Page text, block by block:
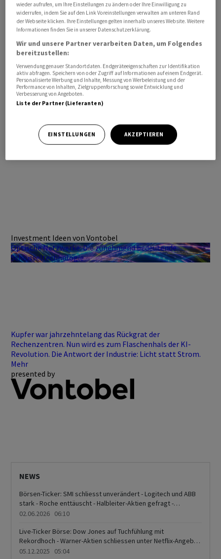
Investment Ideen von Vontobel
Optische Netzwerke: Die zunehmend bedeutende
Schlüsseltechnologie
Kupfer war jahrzehntelang das Rückgrat der
Rechenzentren. Nun wird es zum Flaschenhals der KI-
Revolution. Die Antwort der Industrie: Licht statt Strom.
Mehr
presented by
NEWS
Börsen-Ticker: SMI schliesst unverändert - Logitech und ABB
stark - Roche enttäuscht - Halbleiter-Aktien gefragt -
Molecular Partners im Angebot
02.06.2026 06:10
Live-Ticker Börse: Dow Jones auf Tuchfühlung mit
Rekordhoch - Warner-Aktien schliessen unter Netflix-Angebot
-Schweizer Börse schliesst im Plus - 14 von 20 SMI-Titel legen
05.12.2025 05:04
wieder aufrufen, um Ihre Einstellungen zu ändern oder Ihre Einwilligung zu
widerrufen, indem Sie auf den Link Voreinstellungen verwalten am unteren Rand
der Webseite klicken. Ihre Einstellungen gelten innerhalb unseres Website. Weitere
Informationen finden Sie in unserer Datenschutzerklärung.
Wir und unsere Partner verarbeiten Daten, um Folgendes
bereitzustellen:
Verwendung genauer Standortdaten. Endgeräteeigenschaften zur Identifikation
aktiv abfragen. Speichern von oder Zugriff auf Informationen auf einem Endgerät.
Personalisierte Werbung und Inhalte, Messung von Werbeleistung und der
Performance von Inhalten, Zielgruppenforschung sowie Entwicklung und
Verbesserung von Angeboten.
Liste der Partner (Lieferanten)
EINSTELLUNGEN AKZEPTIEREN